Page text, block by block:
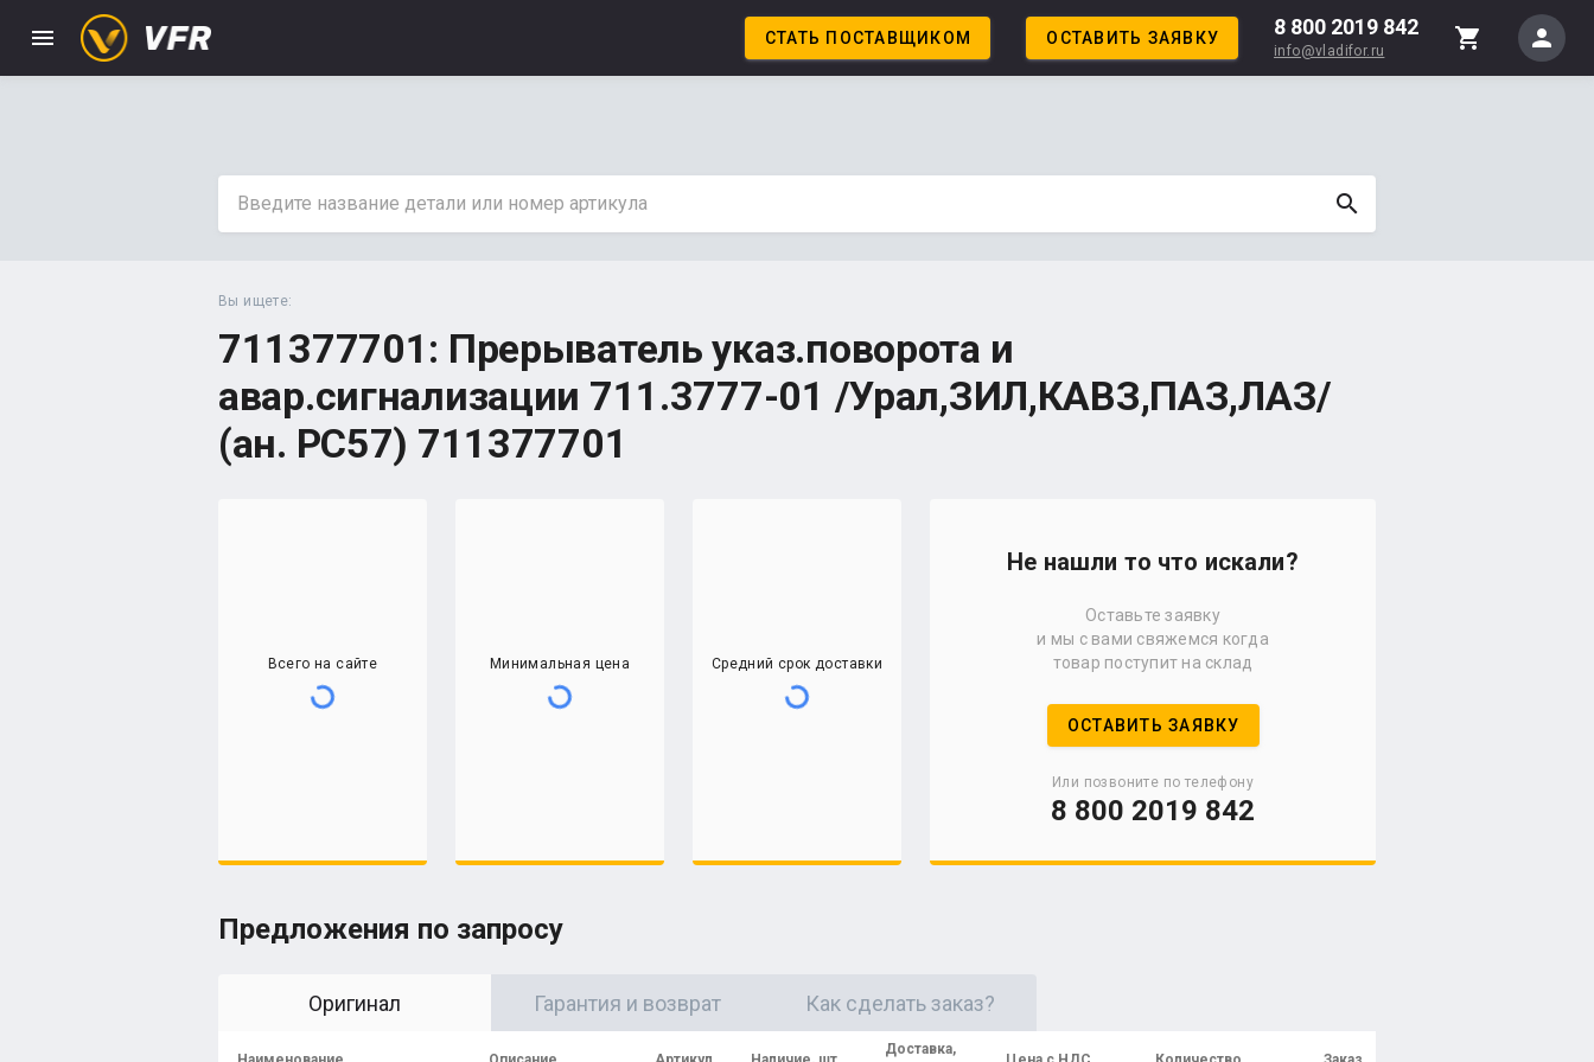
menu СТАТЬ ПОСТАВЩИКОМ ОСТАВИТЬ ЗАЯВКУ 8 800 2019 842
info@vladifor.ru shopping_cart person
search
Вы ищете:
711377701: Прерыватель указ.поворота и
авар.сигнализации 711.3777-01 /Урал,ЗИЛ,КАВЗ,ПАЗ,ЛАЗ/
(ан. РС57) 711377701
Всего на сайте Минимальная цена Средний срок доставки
Не нашли то что искали?
Оставьте заявку
и мы с вами свяжемся когда
товар поступит на склад
ОСТАВИТЬ ЗАЯВКУ
Или позвоните по телефону
8 800 2019 842
Предложения по запросу
Оригинал Гарантия и возврат Как сделать заказ?
Доставка,